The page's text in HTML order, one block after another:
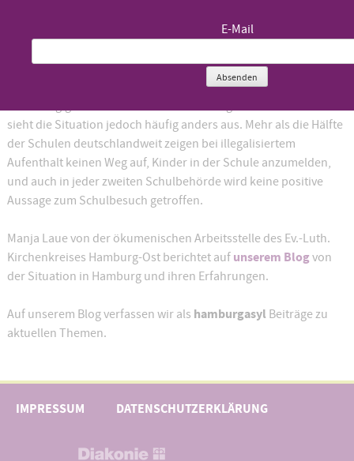
Das Recht auf Bildung ist festgeschrieben in den
Kinderrechtskonventionen und sollte für alle Kinder
sieht die Situation jedoch häufig anders aus. Mehr als die Hälfte
der Schulen deutschlandweit zeigen bei illegalisiertem
Aufenthalt keinen Weg auf, Kinder in der Schule anzumelden,
und auch in jeder zweiten Schulbehörde wird keine positive
Aussage zum Schulbesuch getroffen.
Manja Laue von der ökumenischen Arbeitsstelle des Ev.-Luth.
Kirchenkreises Hamburg-Ost berichtet auf unserem Blog von
der Situation in Hamburg und ihren Erfahrungen.
Auf unserem Blog verfassen wir als hamburgasyl Beiträge zu
aktuellen Themen.
IMPRESSUM DATENSCHUTZERKLÄRUNG
E-Mail
Absenden